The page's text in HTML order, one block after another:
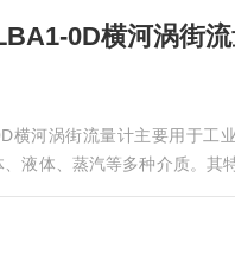
0D横河涡街
横河涡街流量计主要用于工
液体、蒸汽等多种介质。其
高,在测量工况体积流量时
表参数能长期稳定。采用压电